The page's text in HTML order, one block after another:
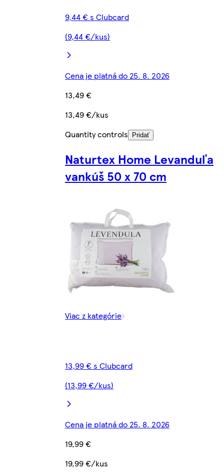
9,44 € s Clubcard
(9,44 €/kus)
Cena je platná do 25. 8. 2026
13,49 €
13,49 €/kus
Quantity controls
Pridať
Naturtex Home Levanduľa
vankúš 50 x 70 cm
Viac z kategórie
13,99 € s Clubcard
(13,99 €/kus)
Cena je platná do 25. 8. 2026
19,99 €
19,99 €/kus